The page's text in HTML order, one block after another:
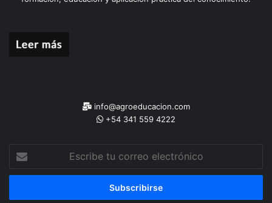
info@agroeducacion.com
+54 341 559 4222
correo